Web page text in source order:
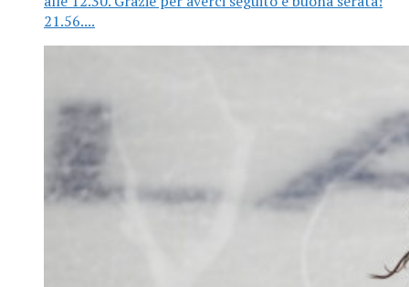
21.56....